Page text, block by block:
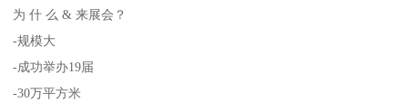
为 什 么 & 来展会？
-规模大
-成功举办19届
-30万平方米